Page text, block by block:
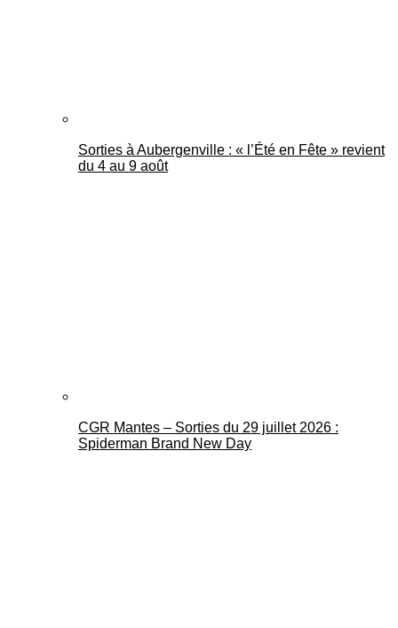
Sorties à Aubergenville : « l’Été en Fête » revient
du 4 au 9 août
CGR Mantes – Sorties du 29 juillet 2026 :
Spiderman Brand New Day